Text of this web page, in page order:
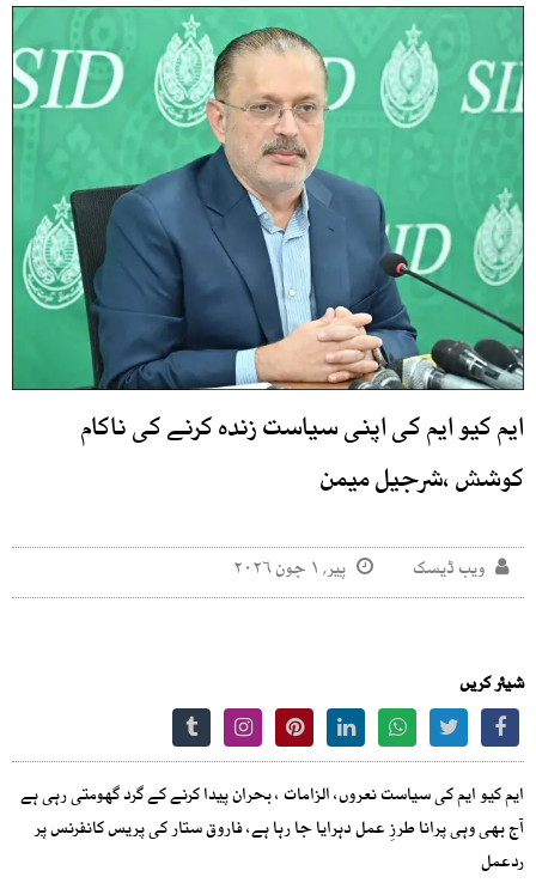
ایم کیو ایم کی اپنی سیاست زندہ کرنے کی ناکام
کوشش ،شرجیل میمن
ویب ڈیسک پیر, ۱ جون ۲۰۲۶
شیئر کریں
ایم کیو ایم کی سیاست نعروں، الزامات ، بحران پیدا کرنے کے گرد گھومتی رہی ہے
آج بھی وہی پرانا طرزِ عمل دہرایا جا رہا ہے، فاروق ستار کی پریس کانفرنس پر
ردعمل